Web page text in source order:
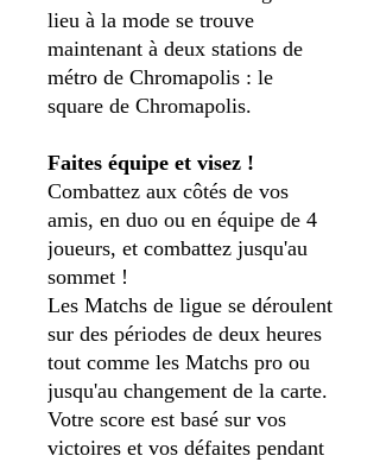
lieu à la mode se trouve
maintenant à deux stations de
métro de Chromapolis : le
square de Chromapolis.
Faites équipe et visez !
Combattez aux côtés de vos
amis, en duo ou en équipe de 4
joueurs, et combattez jusqu'au
sommet !
Les Matchs de ligue se déroulent
sur des périodes de deux heures
tout comme les Matchs pro ou
jusqu'au changement de la carte.
Votre score est basé sur vos
victoires et vos défaites pendant